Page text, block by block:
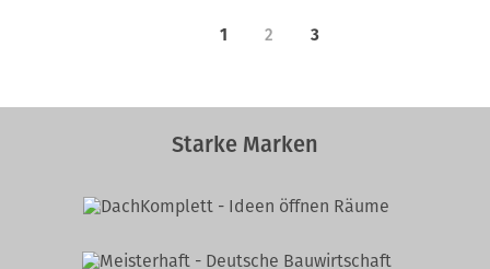
1 2 3
Starke Marken